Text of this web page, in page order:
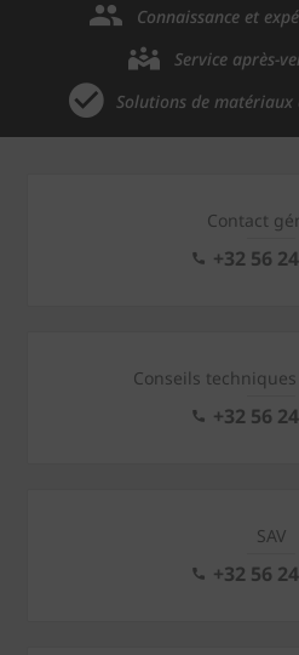
Connaissance et
Service après-
Solutions de
Contact
+32 56
Conseils
+32 56
SAV
+32 56